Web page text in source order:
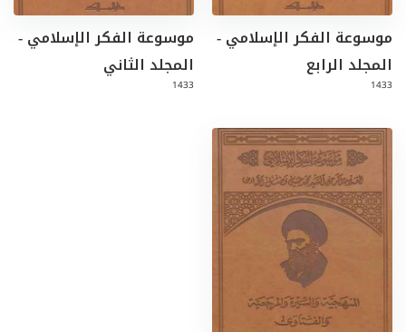
موسوعة الفكر الإسلامي -
المجلد الرابع
1433
موسوعة الفكر الإسلامي -
المجلد الثاني
1433